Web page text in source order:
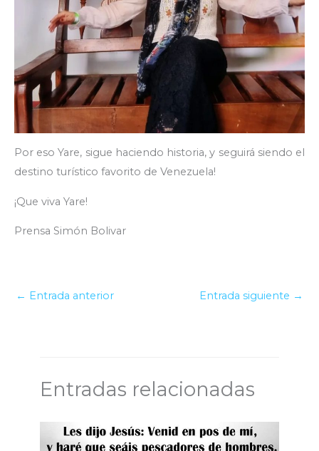
Por eso Yare, sigue haciendo historia, y seguirá siendo el
destino turístico favorito de Venezuela!
¡Que viva Yare!
Prensa Simón Bolivar
← Entrada anterior Entrada siguiente →
Entradas relacionadas